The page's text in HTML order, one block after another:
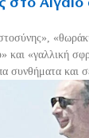
στο
και «γαλλική
συνθήματα και